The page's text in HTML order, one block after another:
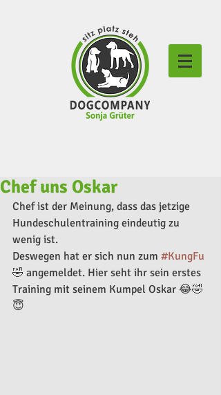
Chef uns Oskar
Chef ist der Meinung, dass das jetzige
Hundeschulentraining eindeutig zu
wenig ist.
Deswegen hat er sich nun zum #KungFu
🤣 angemeldet. Hier seht ihr sein erstes
Training mit seinem Kumpel Oskar 😂🤣
😇